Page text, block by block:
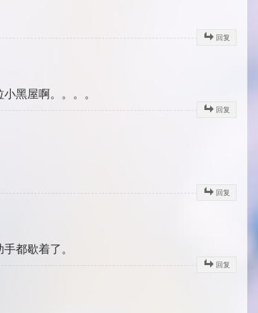
回复
黑屋啊。。。。
回复
回复
都歇着了。
回复